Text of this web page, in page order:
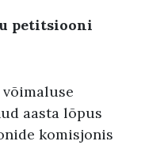
petitsiooni
aasta lõpus
komisjonis